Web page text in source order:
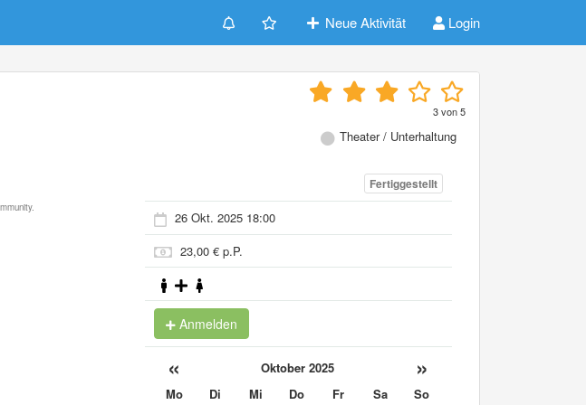
Neue Aktivität Login
3von5
Theater / Unterhaltung
Fertiggestellt
26 Okt. 2025 18:00
23,00 € p.P.
Anmelden
« Oktober 2025 »
Mo Di Mi Do Fr Sa
So